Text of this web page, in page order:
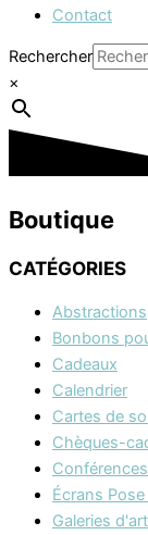
Contact
Rechercher
×
Boutique
CATÉGORIES
Abstractions
Bonbons
Cadeaux
Calendrier
Cartes de
Chèques-
Conférences
Écrans
Galeries d'art